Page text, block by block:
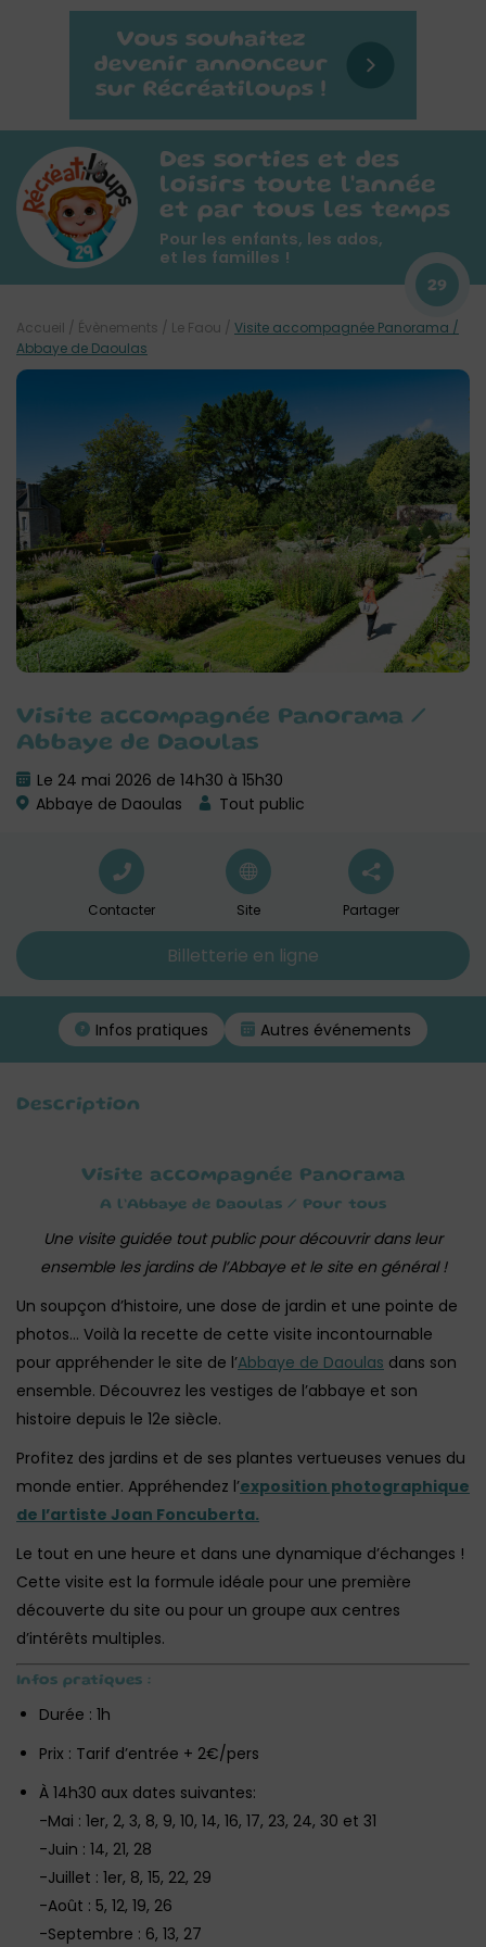
Des sorties et des
loisirs toute l'année
et par tous les temps
Pour les enfants, les ados,
et les familles !
29
Visite accompagnée Panorama /
Abbaye de Daoulas
Le 24 mai 2026 de 14h30 à 15h30
Abbaye de Daoulas
Tout public
Accueil / Évènements / Le Faou / Visite accompagnée Panorama /
Abbaye de Daoulas
Contacter Site Partager
Billetterie en ligne
Infos pratiques Autres événements
Description
Visite accompagnée Panorama
A l’Abbaye de Daoulas / Pour tous
Une visite guidée tout public pour découvrir dans leur
ensemble les jardins de l’Abbaye et le site en général !
Un soupçon d’histoire, une dose de jardin et une pointe de
photos… Voilà la recette de cette visite incontournable
pour appréhender le site de l’Abbaye de Daoulas dans son
ensemble. Découvrez les vestiges de l’abbaye et son
histoire depuis le 12e siècle.
Profitez des jardins et de ses plantes vertueuses venues du
monde entier. Appréhendez l’exposition photographique
de l’artiste Joan Foncuberta.
Le tout en une heure et dans une dynamique d’échanges !
Cette visite est la formule idéale pour une première
découverte du site ou pour un groupe aux centres
d’intérêts multiples.
Infos pratiques :
Durée : 1h
Prix : Tarif d’entrée + 2€/pers‎
À 14h30 aux dates suivantes:
-Mai : 1er, 2, 3, 8, 9, 10, 14, 16, 17, 23, 24, 30 et 31
-Juin : 14, 21, 28
-Juillet : 1er, 8, 15, 22, 29
-Août : 5, 12, 19, 26
-Septembre : 6, 13, 27